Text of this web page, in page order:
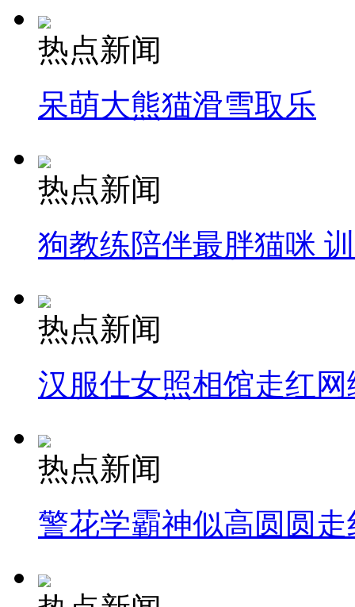
热点新闻
呆萌大熊猫滑雪取乐
热点新闻
狗教练陪伴最胖猫咪
热点新闻
汉服仕女照相馆走红网
热点新闻
警花学霸神似高圆圆走